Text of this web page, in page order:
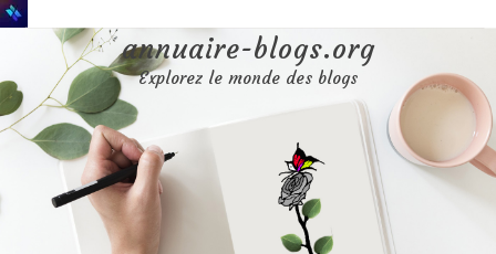
Aller
au
annuaire-blogs.org
Explorez le monde des blogs